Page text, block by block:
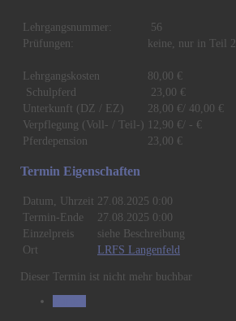
Lehrgangsnummer:
56
Prüfungen:
keine, nur in Teil 2
Lehrgangskosten
80,00 €
Schulpferd
23,00 €
Unterkunft (DZ / EZ)
28,00 €/ 40,00 €
Verpflegung (Voll- / Teil-) 12,90 €/ - €
Pferdepension
23,00 €
Termin Eigenschaften
Datum, Uhrzeit 27.08.2025 0:00
Termin-Ende
27.08.2025 0:00
Einzelpreis
siehe Beschreibung
Ort
LRFS Langenfeld
Dieser Termin ist nicht mehr buchbar